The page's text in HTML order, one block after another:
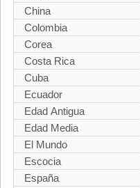
China
Colombia
Corea
Costa Rica
Cuba
Ecuador
Edad Antigua
Edad Media
El Mundo
Escocia
España